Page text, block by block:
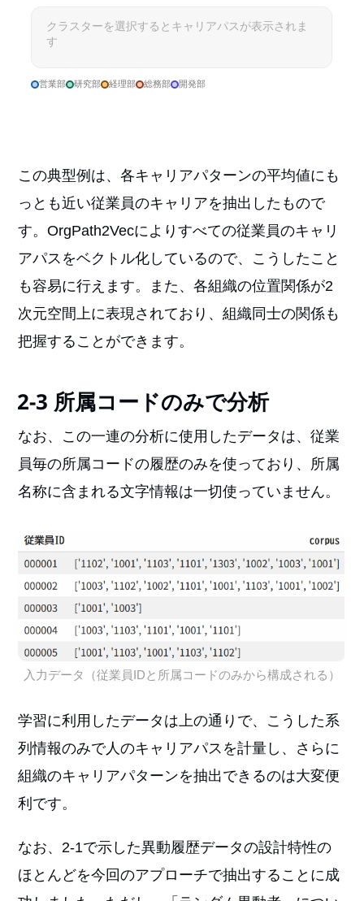
この典型例は、各キャリアパターンの平均値にも
っとも近い従業員のキャリアを抽出したもので
す。OrgPath2Vecによりすべての従業員のキャリ
アパスをベクトル化しているので、こうしたこと
も容易に行えます。また、各組織の位置関係が2
次元空間上に表現されており、組織同士の関係も
把握することができます。
2-3 所属コードのみで分析
なお、この一連の分析に使用したデータは、従業
員毎の所属コードの履歴のみを使っており、所属
名称に含まれる文字情報は一切使っていません。
入力データ（従業員IDと所属コードのみから構成される）
学習に利用したデータは上の通りで、こうした系
列情報のみで人のキャリアパスを計量し、さらに
組織のキャリアパターンを抽出できるのは大変便
利です。
なお、2-1で示した異動履歴データの設計特性の
ほとんどを今回のアプローチで抽出することに成